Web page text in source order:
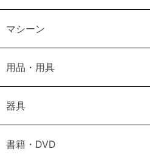
マシーン
用品・用具
器具
書籍・DVD